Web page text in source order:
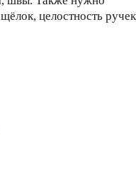
целостность ручек